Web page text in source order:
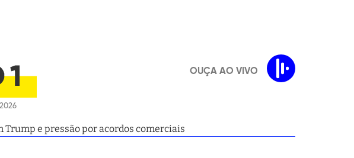
OUÇA AO VIVO
Trump e pressão por acordos comerciais